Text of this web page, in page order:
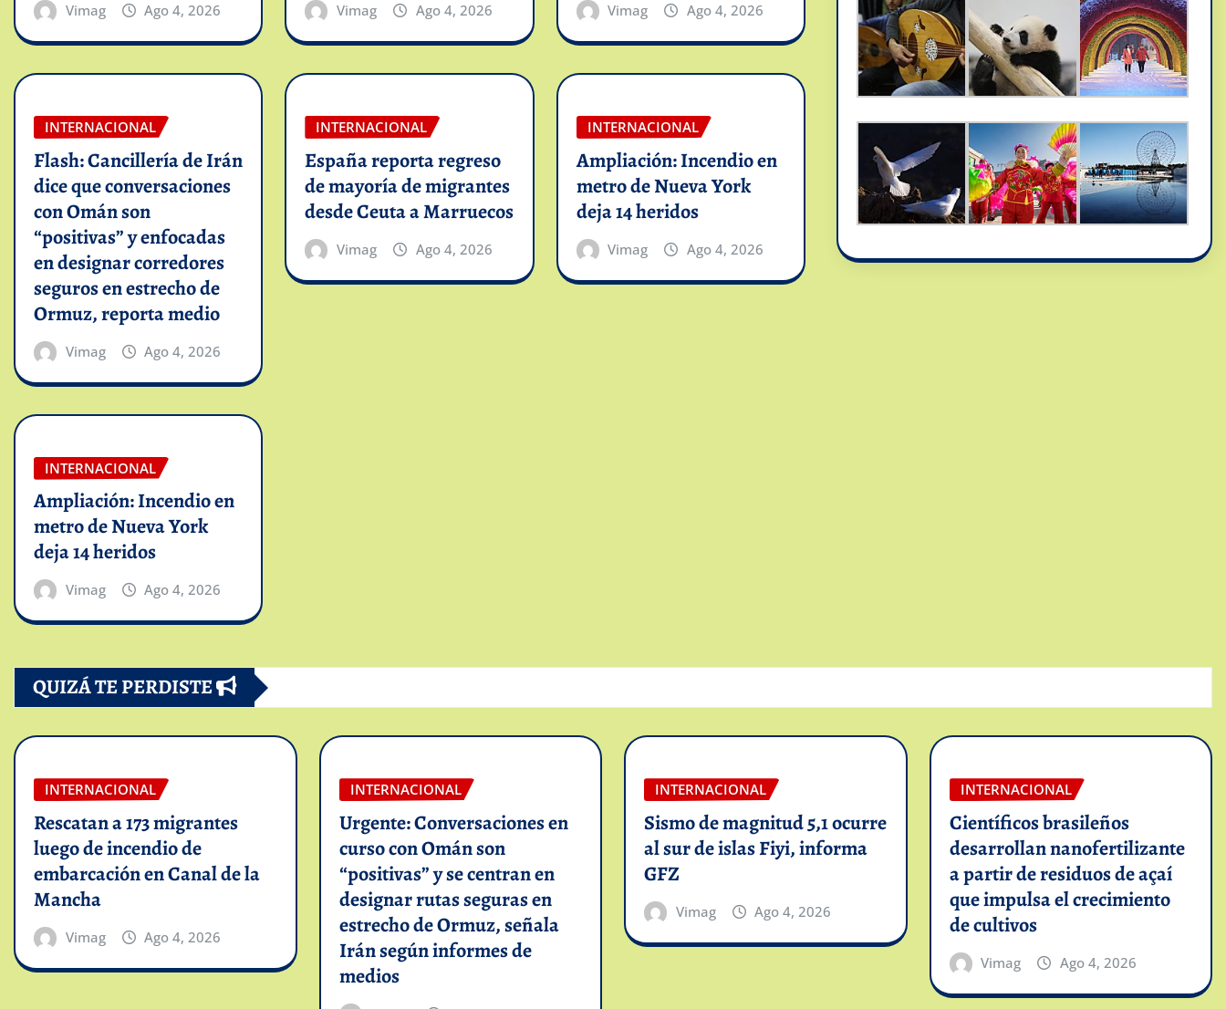
Vimag Ago 4, 2026 Vimag Ago 4, 2026 Vimag Ago 4, 2026
INTERNACIONAL
Flash: Cancillería de Irán
dice que conversaciones
con Omán son
“positivas” y enfocadas
en designar corredores
seguros en estrecho de
Ormuz, reporta medio
Vimag Ago 4, 2026
INTERNACIONAL
España reporta regreso
de mayoría de migrantes
desde Ceuta a Marruecos
Vimag Ago 4, 2026
INTERNACIONAL
Ampliación: Incendio en
metro de Nueva York
deja 14 heridos
Vimag Ago 4, 2026
INTERNACIONAL
Ampliación: Incendio en
metro de Nueva York
deja 14 heridos
Vimag Ago 4, 2026
QUIZÁ TE PERDISTE
INTERNACIONAL
Rescatan a 173 migrantes
luego de incendio de
embarcación en Canal de la
Mancha
Vimag Ago 4, 2026
INTERNACIONAL
Urgente: Conversaciones en
curso con Omán son
“positivas” y se centran en
designar rutas seguras en
estrecho de Ormuz, señala
Irán según informes de
medios
INTERNACIONAL
Sismo de magnitud 5,1 ocurre
al sur de islas Fiyi, informa
GFZ
Vimag Ago 4, 2026
INTERNACIONAL
Científicos brasileños
desarrollan nanofertilizante
a partir de residuos de açaí
que impulsa el crecimiento
de cultivos
Vimag Ago 4, 2026